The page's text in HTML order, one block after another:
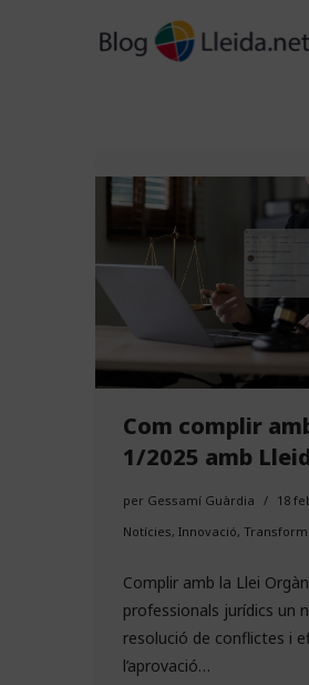
Com complir
1/2025 amb
per Gessamí Guàrdia
18
Notícies, Innovació,
Complir amb la Llei
professionals jurídics un
resolució de conflictes i
l’aprovació…